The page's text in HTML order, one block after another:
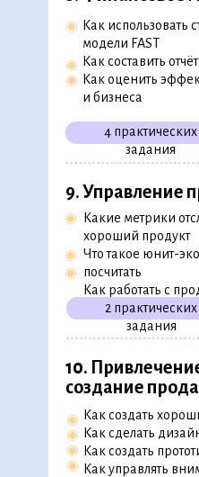
Как использовать
модели FAST
Как составить отчёт
Как оценить
и бизнеса
4 практических
задания
◉
◉
◉
10.
создание
Как создать
Как сделать
Как создать
Как управлять
◉
◉
◉
◉
9. Управление
Какие метрики
хороший продукт
Что такое юнит-
посчитать
Как работать с
2 практических
задания
◉
◉
◉
7. Рост
создание SMM-
Как продвигать
Как выбрать
Как
◉
◉
1 тест
1 пратическое
задание
1 практическое
маркетинг
Как
разных типов
8. Финансовое
Как использовать
Как составить отчёт
Как оценить
и бизнеса
◉
◉
◉